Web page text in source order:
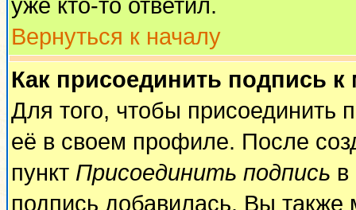
уже кто-то ответил.
Вернуться к началу
Как присоединить подпись
Для того, чтобы присоединить
её в своем профиле. После
пункт Присоединить подпись
подпись добавилась. Вы также